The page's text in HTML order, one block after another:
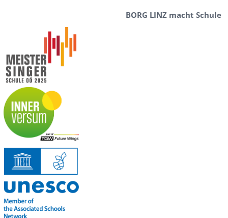
BORG LINZ macht Schule